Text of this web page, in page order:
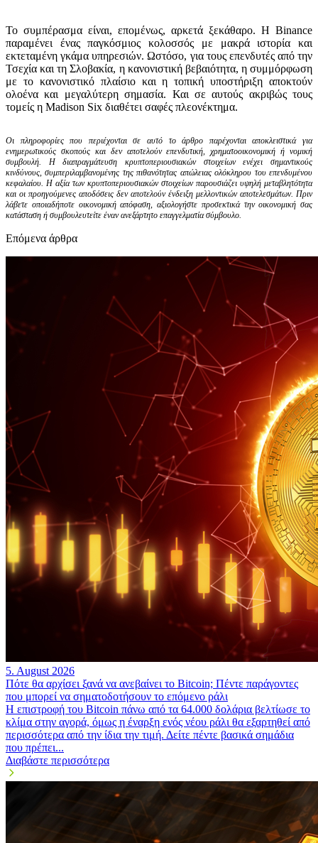
Το συμπέρασμα είναι, επομένως, αρκετά ξεκάθαρο. Η Binance
παραμένει ένας παγκόσμιος κολοσσός με μακρά ιστορία και
εκτεταμένη γκάμα υπηρεσιών. Ωστόσο, για τους επενδυτές από την
Τσεχία και τη Σλοβακία, η κανονιστική βεβαιότητα, η συμμόρφωση
με το κανονιστικό πλαίσιο και η τοπική υποστήριξη αποκτούν
ολοένα και μεγαλύτερη σημασία. Και σε αυτούς ακριβώς τους
τομείς η Madison Six διαθέτει σαφές πλεονέκτημα.
Οι πληροφορίες που περιέχονται σε αυτό το άρθρο παρέχονται αποκλειστικά για
ενημερωτικούς σκοπούς και δεν αποτελούν επενδυτική, χρηματοοικονομική ή νομική
συμβουλή. Η διαπραγμάτευση κρυπτοπεριουσιακών στοιχείων ενέχει σημαντικούς
κινδύνους, συμπεριλαμβανομένης της πιθανότητας απώλειας ολόκληρου του επενδυμένου
κεφαλαίου. Η αξία των κρυπτοπεριουσιακών στοιχείων παρουσιάζει υψηλή μεταβλητότητα
και οι προηγούμενες αποδόσεις δεν αποτελούν ένδειξη μελλοντικών αποτελεσμάτων. Πριν
λάβετε οποιαδήποτε οικονομική απόφαση, αξιολογήστε προσεκτικά την οικονομική σας
κατάσταση ή συμβουλευτείτε έναν ανεξάρτητο επαγγελματία σύμβουλο.
Επόμενα άρθρα
5. August 2026
Πότε θα αρχίσει ξανά να ανεβαίνει το Bitcoin; Πέντε παράγοντες
που μπορεί να σηματοδοτήσουν το επόμενο ράλι
Η επιστροφή του Bitcoin πάνω από τα 64.000 δολάρια βελτίωσε το
κλίμα στην αγορά, όμως η έναρξη ενός νέου ράλι θα εξαρτηθεί από
περισσότερα από την ίδια την τιμή. Δείτε πέντε βασικά σημάδια
που πρέπει...
Διαβάστε περισσότερα